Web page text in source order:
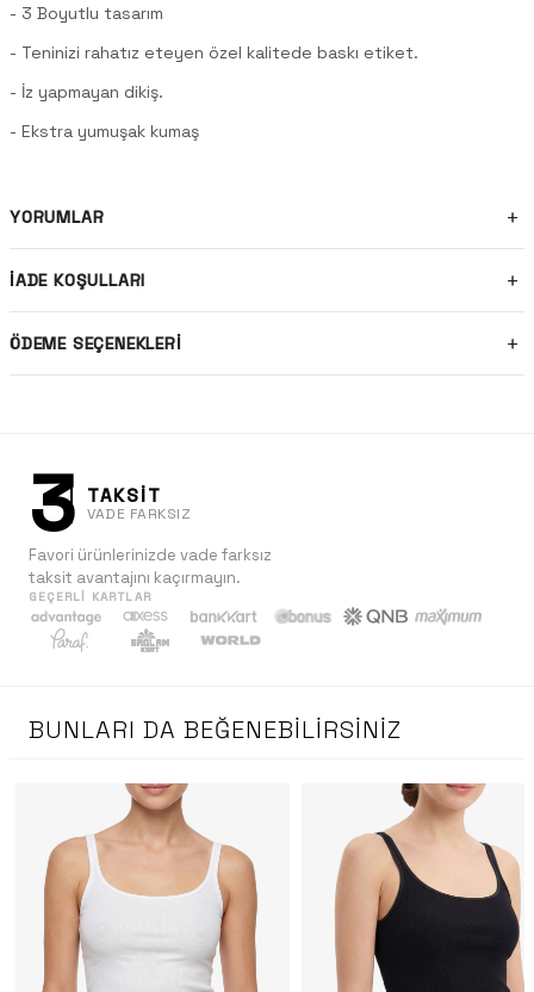
- 3 Boyutlu tasarım
- Teninizi rahatız eteyen özel kalitede baskı etiket.
- İz yapmayan dikiş.
- Ekstra yumuşak kumaş
YORUMLAR
İADE KOŞULLARI
ÖDEME SEÇENEKLERI
3 TAKSİT
VADE FARKSIZ
Favori ürünlerinizde vade farksız
taksit avantajını kaçırmayın.
GEÇERLI KARTLAR
BUNLARI DA BEĞENEBILIRSINIZ